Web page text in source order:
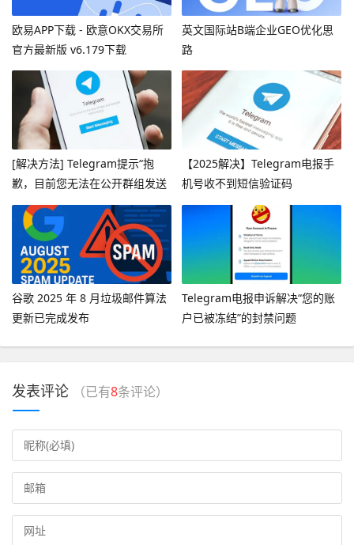
欧易APP下载 - 欧意OKX交易所
官方最新版 v6.179下载
英文国际站B端企业GEO优化思
路
[解决方法] Telegram提示“抱
歉，目前您无法在公开群组发送
消息”
【2025解决】Telegram电报手
机号收不到短信验证码
谷歌 2025 年 8 月垃圾邮件算法
更新已完成发布
Telegram电报申诉解决“您的账
户已被冻结”的封禁问题
发表评论 （已有8条评论）